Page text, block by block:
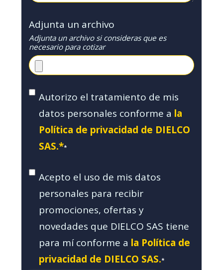
Adjunta un archivo
Adjunta un archivo si consideras que es
necesario para cotizar
Autorizo el tratamiento de mis
datos personales conforme a la
Política de privacidad de DIELCO
SAS.**
Acepto el uso de mis datos
personales para recibir
promociones, ofertas y
novedades que DIELCO SAS tiene
para mí conforme a la Política de
privacidad de DIELCO SAS.*